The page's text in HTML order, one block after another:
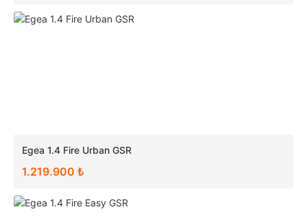
Egea 1.4 Fire Urban GSR
1.219.900 ₺